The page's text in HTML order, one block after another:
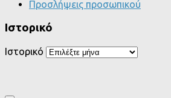
Προσλήψεις προσωπικού
Ιστορικό
Ιστορικό